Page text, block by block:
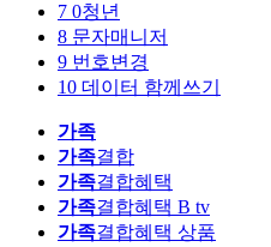
7 0청년
8 문자매니저
9 번호변경
10 데이터 함께쓰기
가족
가족결합
가족결합혜택
가족결합혜택 B tv
가족결합혜택 상품